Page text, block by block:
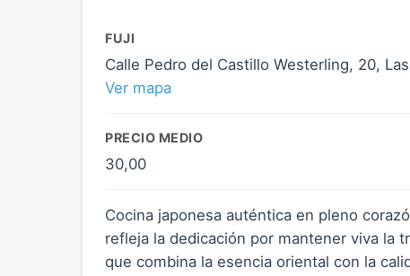
FUJI
Calle Pedro del Castillo Westerling, 20,
Ver mapa
PRECIO MEDIO
30,00
Cocina japonesa auténtica en pleno
refleja la dedicación por mantener viva la
que combina la esencia oriental con la